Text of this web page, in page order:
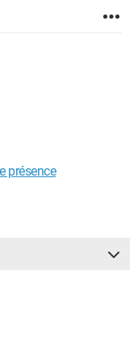
présence